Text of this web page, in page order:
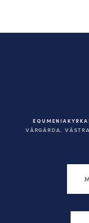
VÅRGÅRDA,